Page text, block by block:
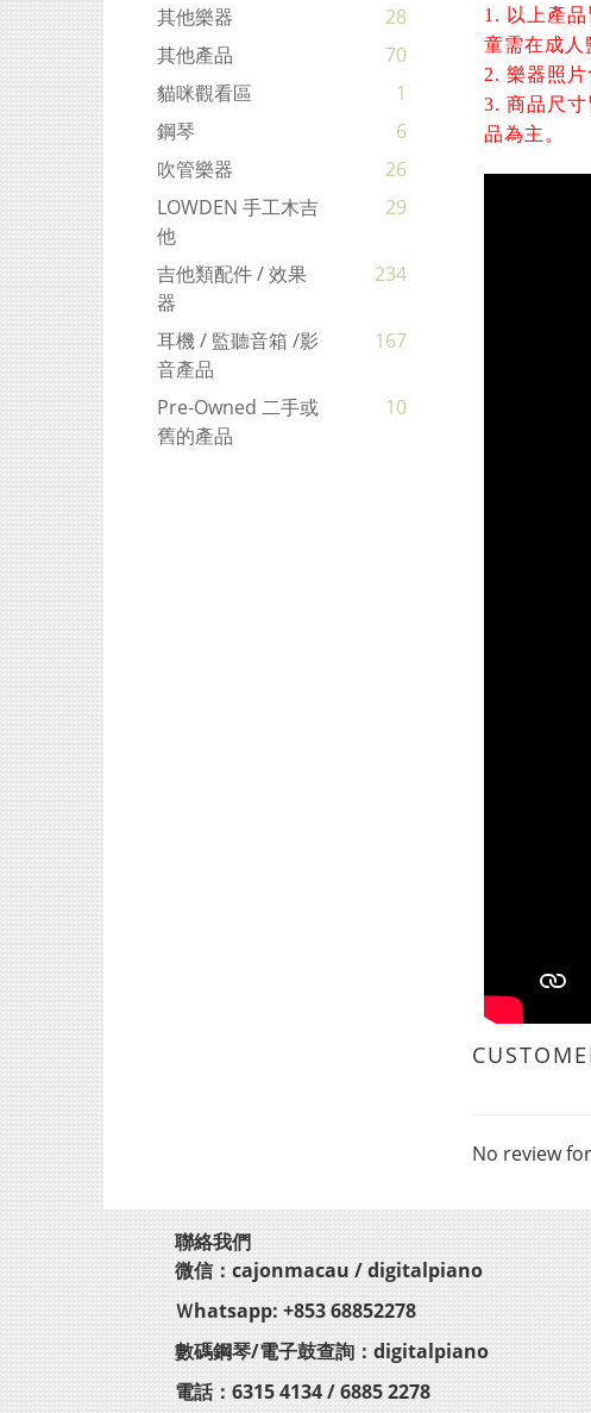
其他樂器
28
其他產品
70
貓咪觀看區
1
鋼琴
6
吹管樂器
26
LOWDEN 手工木吉
他
29
吉他類配件 / 效果
器
234
耳機 / 監聽音箱 /影
音產品
167
Pre-Owned 二手或
舊的產品
10
1. 以上產
童需在成人
2. 樂器照
3. 商品尺
品為主。
No review
聯絡我們
微信：cajonmacau / digitalpiano
Ｗhatsapp: +853 68852278
數碼鋼琴/電子鼓查詢：digitalpiano
電話：6315 4134 / 6885 2278